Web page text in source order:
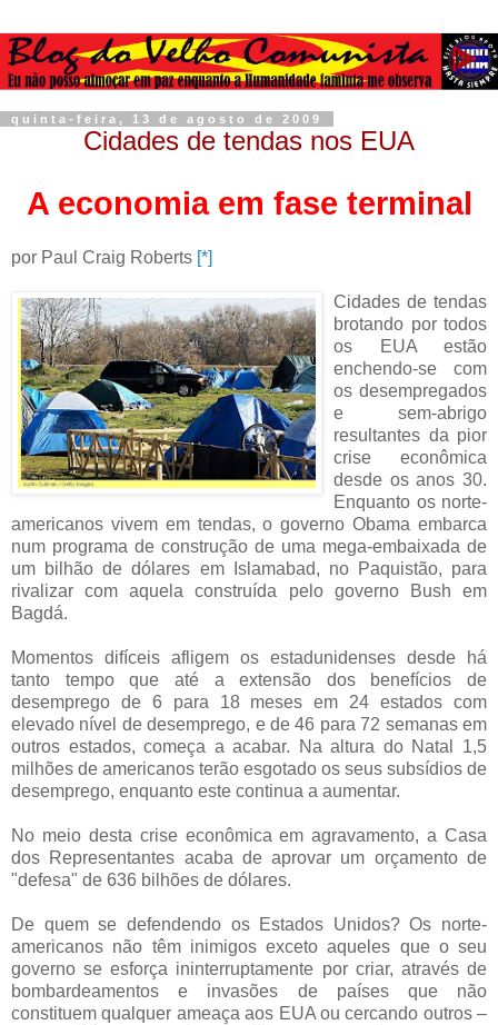
quinta-feira, 13 de agosto de 2009
Cidades de tendas nos EUA
A economia em fase terminal
.
por Paul Craig Roberts [*]
.
Cidades de tendas
brotando por todos
os EUA estão
enchendo-se com
os desempregados
e sem-abrigo
resultantes da pior
crise econômica
desde os anos 30.
Enquanto os norte-
americanos vivem em tendas, o governo Obama embarca
num programa de construção de uma mega-embaixada de
um bilhão de dólares em Islamabad, no Paquistão, para
rivalizar com aquela construída pelo governo Bush em
Bagdá.
.
Momentos difíceis afligem os estadunidenses desde há
tanto tempo que até a extensão dos benefícios de
desemprego de 6 para 18 meses em 24 estados com
elevado nível de desemprego, e de 46 para 72 semanas em
outros estados, começa a acabar. Na altura do Natal 1,5
milhões de americanos terão esgotado os seus subsídios de
desemprego, enquanto este continua a aumentar.
.
No meio desta crise econômica em agravamento, a Casa
dos Representantes acaba de aprovar um orçamento de
"defesa" de 636 bilhões de dólares.
.
De quem se defendendo os Estados Unidos? Os norte-
americanos não têm inimigos exceto aqueles que o seu
governo se esforça ininterruptamente por criar, através de
bombardeamentos e invasões de países que não
constituem qualquer ameaça aos EUA ou cercando outros –